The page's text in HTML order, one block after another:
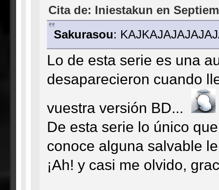
Cita de: Iniestakun en
Sakurasou:
Lo de esta serie es una
desaparecieron cuando
vuestra versión BD...
De esta serie lo único
conoce alguna salvable
¡Ah! y casi me olvido,